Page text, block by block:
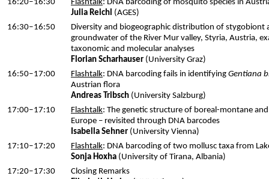
16:20‒16:30
Flashtalk: DNA barcoding of mosquito species in
Julia Reichl (AGES)
16:30‒16:50
Diversity and biogeographic distribution of stygobiont
groundwater of the River Mur valley, Styria, Austria,
taxonomic and molecular analyses
Florian Scharhauser (University Graz)
16:50‒17:00
Flashtalk: DNA barcoding fails in identifying Gentiana
Austrian flora
Andreas Tribsch (University Salzburg)
17:00‒17:10 Flashtalk: The genetic structure of boreal-montane
Europe – revisited through DNA barcodes
Isabella Sehner (University Vienna)
17:10‒17:20
Flashtalk: DNA barcoding of two mollusc taxa from
Sonja Hoxha (University of Tirana, Albania)
17:20‒17:30
Closing Remarks